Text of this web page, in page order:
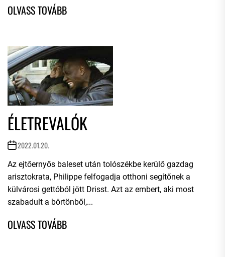
ÉLETREVALÓK
2022.01.20.
Az ejtőernyős baleset után tolószékbe kerülő gazdag
arisztokrata, Philippe felfogadja otthoni segítőnek a
külvárosi gettóból jött Drisst. Azt az embert, aki most
szabadult a börtönből,...